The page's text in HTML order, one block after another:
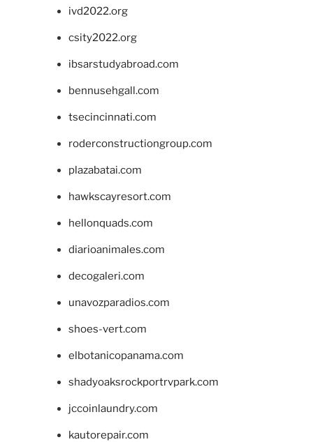
ivd2022.org
csity2022.org
ibsarstudyabroad.com
bennusehgall.com
tsecincinnati.com
roderconstructiongroup.com
plazabatai.com
hawkscayresort.com
hellonquads.com
diarioanimales.com
decogaleri.com
unavozparadios.com
shoes-vert.com
elbotanicopanama.com
shadyoaksrockportrvpark.com
jccoinlaundry.com
kautorepair.com